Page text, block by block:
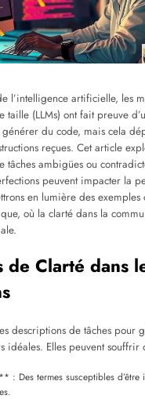
l’intelligence artificielle, les
taille (LLMs) ont fait preuve
du code, mais cela
reçues. Cet article
tâches ambigües ou
peuvent impacter la
en lumière des exemples
où la clarté dans la
de Clarté dans
descriptions de tâches pour
idéales. Elles peuvent souffrir
: Des termes susceptibles d’être